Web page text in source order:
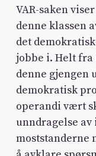
VAR-saken
denne klassen
det
jobbe i. Helt fra
denne gjengen
demokratisk
operandi vært
unndragelse av
moststanderne